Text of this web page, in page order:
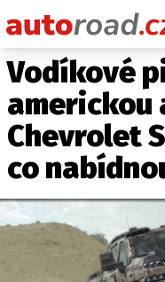
Vodíkové
americkou
Chevrolet
co